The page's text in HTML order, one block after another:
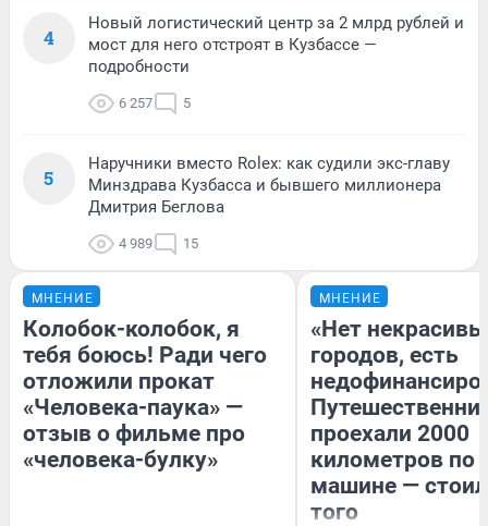
4
Новый логистический центр за 2 млрд рублей и
мост для него отстроят в Кузбассе —
подробности
6 257 5
5
Наручники вместо Rolex: как судили экс-главу
Минздрава Кузбасса и бывшего миллионера
Дмитрия Беглова
4 989 15
МНЕНИЕ
Колобок-колобок, я
тебя боюсь! Ради чего
отложили прокат
«Человека-паука» —
отзыв о фильме про
«человека-булку»
МНЕНИЕ
«Нет
городов, есть
проехали 2000
километров по
машине —
того